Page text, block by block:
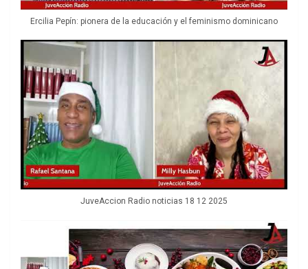
Ercilia Pepín: pionera de la educación y el feminismo dominicano
JuveAccion Radio noticias 18 12 2025